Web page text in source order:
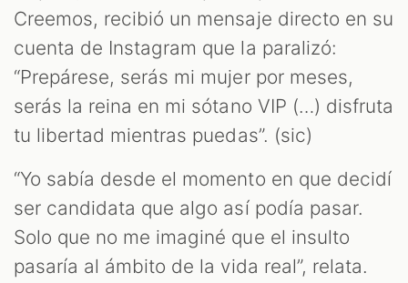
Creemos, recibió un mensaje directo en su
cuenta de Instagram que la paralizó:
“Prepárese, serás mi mujer por meses,
serás la reina en mi sótano VIP (…) disfruta
tu libertad mientras puedas”. (sic)
“Yo sabía desde el momento en que decidí
ser candidata que algo así podía pasar.
Solo que no me imaginé que el insulto
pasaría al ámbito de la vida real”, relata.